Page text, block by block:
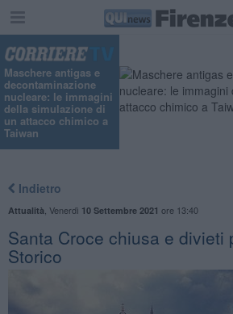
Maschere antigas e
decontaminazione
nucleare: le immagini
della simulazione di
un attacco chimico a
Taiwan
Indietro
Attualità Venerdì 10 Settembre 2021 ore 13:40
Santa Croce chiusa e divieti
Storico